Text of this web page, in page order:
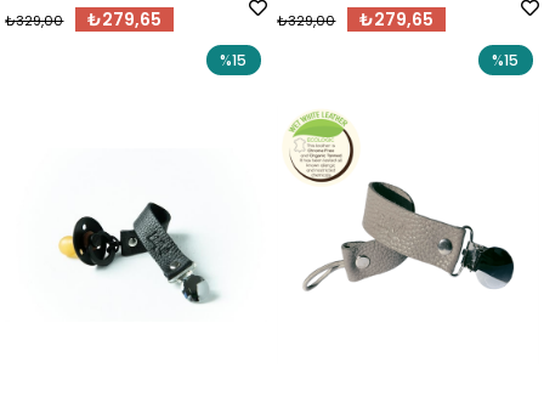
₺279,65
₺329,00 ₺279,65
₺329,00
%15 %15